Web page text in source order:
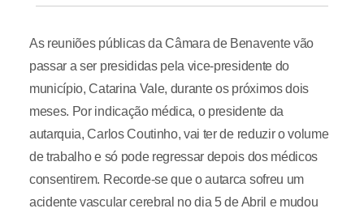
As reuniões públicas da Câmara de Benavente vão
passar a ser presididas pela vice-presidente do
município, Catarina Vale, durante os próximos dois
meses. Por indicação médica, o presidente da
autarquia, Carlos Coutinho, vai ter de reduzir o volume
de trabalho e só pode regressar depois dos médicos
consentirem. Recorde-se que o autarca sofreu um
acidente vascular cerebral no dia 5 de Abril e mudou